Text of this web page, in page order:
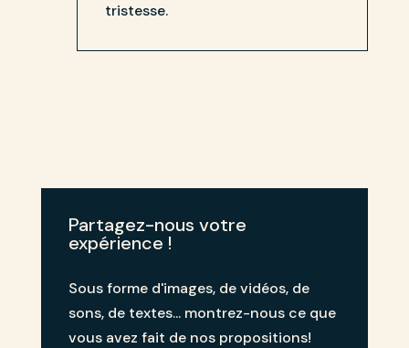
tristesse.
Partagez-nous votre
expérience !
Sous forme d'images, de vidéos, de
sons, de textes... montrez-nous ce que
vous avez fait de nos propositions!